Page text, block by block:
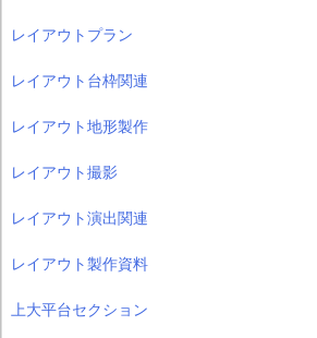
レイアウトプラン
レイアウト台枠関連
レイアウト地形製作
レイアウト撮影
レイアウト演出関連
レイアウト製作資料
上大平台セクション